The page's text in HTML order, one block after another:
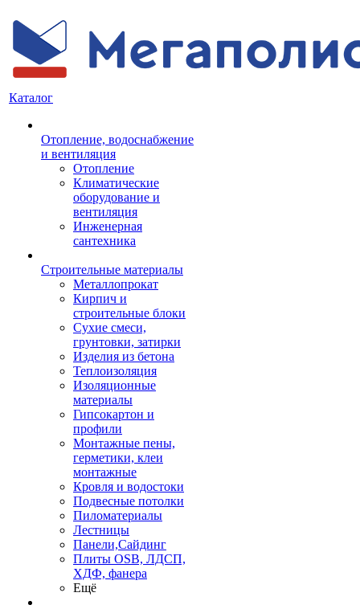
Каталог
Отопление, водоснабжение
и вентиляция
Отопление
Климатические
оборудование и
вентиляция
Инженерная
сантехника
Строительные материалы
Металлопрокат
Кирпич и
строительные блоки
Сухие смеси,
грунтовки, затирки
Изделия из бетона
Теплоизоляция
Изоляционные
материалы
Гипсокартон и
профили
Монтажные пены,
герметики, клеи
монтажные
Кровля и водостоки
Подвесные потолки
Пиломатериалы
Лестницы
Панели,Сайдинг
Плиты OSB, ЛДСП,
ХДФ, фанера
Ещё